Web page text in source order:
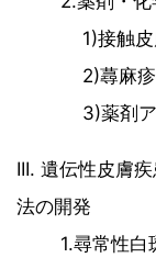
1)接触皮膚
2)蕁麻疹の
3)薬剤アレ
III. 遺伝性皮膚
法の開発
1.尋常性白斑